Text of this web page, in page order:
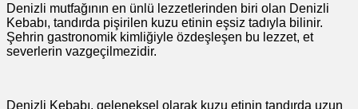
Denizli mutfağının en ünlü lezzetlerinden biri olan Denizli
Kebabı, tandırda pişirilen kuzu etinin eşsiz tadıyla bilinir.
Şehrin gastronomik kimliğiyle özdeşleşen bu lezzet, et
severlerin vazgeçilmezidir.
Denizli Kebabı, geleneksel olarak kuzu etinin tandırda uzun